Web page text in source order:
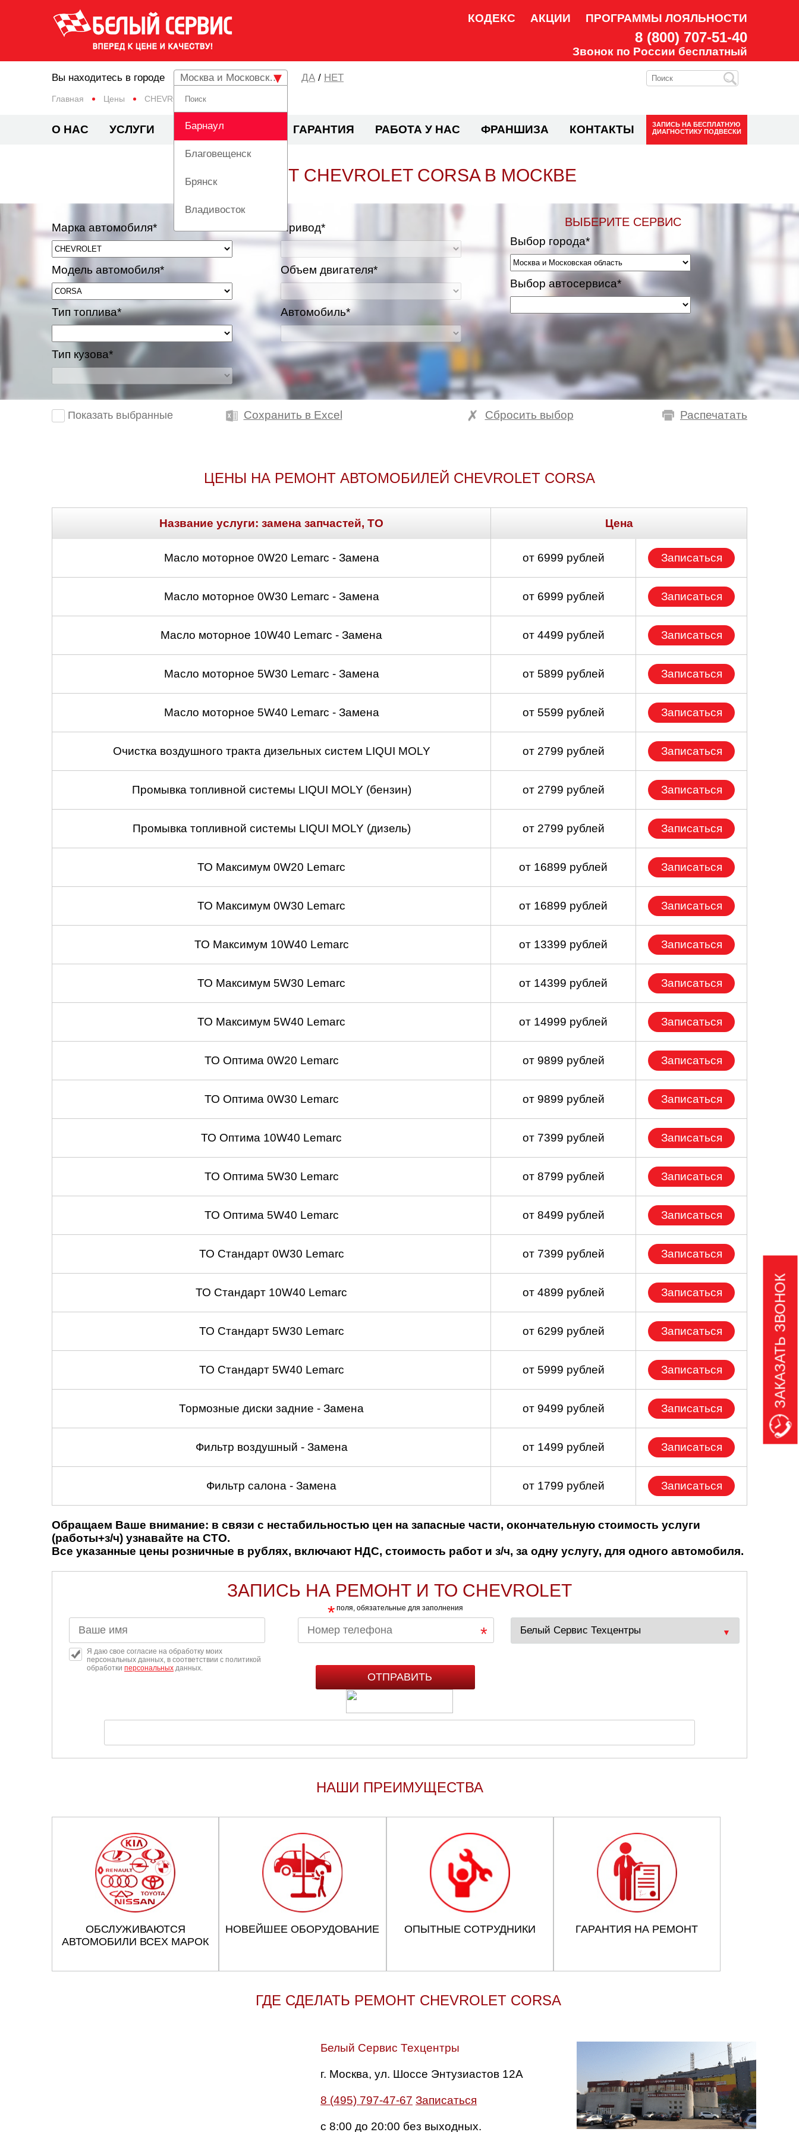
КОДЕКС АКЦИИ ПРОГРАММЫ ЛОЯЛЬНОСТИ
8 (800) 707-51-40
Звонок по России бесплатный
Главная Цены CHEVROLET
Вы находитесь в городе Москва и Московская область
Барнаул
Благовещенск
Брянск
Владивосток
Вологда
Красноярск
Мурманск
Одинцово
Оренбург
Петрозаводск
Самара
Санкт-Петербург
Саратов
Сургут
Тула
Ульяновск
Череповец
Ярославль
/ НЕТ
О НАС УСЛУГИ ЦЕНЫ ГАРАНТИЯ РАБОТА У НАС ФРАНШИЗА КОНТАКТЫ ЗАПИСЬ НА БЕСПЛАТНУЮ
ДИАГНОСТИКУ ПОДВЕСКИ
РЕМОНТ CHEVROLET CORSA В МОСКВЕ
Марка автомобиля*
Модель автомобиля*
Тип топлива*
Тип кузова*
Привод*
Объем двигателя*
Автомобиль*
ВЫБЕРИТЕ СЕРВИС
Выбор города*
Выбор автосервиса*
Показать выбранные Сохранить в Excel Распечатать
Сбросить выбор
ЦЕНЫ НА РЕМОНТ АВТОМОБИЛЕЙ CHEVROLET CORSA
Название услуги: замена запчастей, ТО Цена
Масло моторное 0W20 Lemarc - Замена от 6999 рублей Записаться
Масло моторное 0W30 Lemarc - Замена от 6999 рублей Записаться
Масло моторное 10W40 Lemarc - Замена от 4499 рублей Записаться
Масло моторное 5W30 Lemarc - Замена от 5899 рублей Записаться
Масло моторное 5W40 Lemarc - Замена от 5599 рублей Записаться
Очистка воздушного тракта дизельных систем LIQUI MOLY от 2799 рублей Записаться
Промывка топливной системы LIQUI MOLY (бензин) от 2799 рублей Записаться
Промывка топливной системы LIQUI MOLY (дизель) от 2799 рублей Записаться
ТО Максимум 0W20 Lemarc от 16899 рублей Записаться
ТО Максимум 0W30 Lemarc от 16899 рублей Записаться
ТО Максимум 10W40 Lemarc от 13399 рублей Записаться
ТО Максимум 5W30 Lemarc от 14399 рублей Записаться
ТО Максимум 5W40 Lemarc от 14999 рублей Записаться
ТО Оптима 0W20 Lemarc от 9899 рублей Записаться
ТО Оптима 0W30 Lemarc от 9899 рублей Записаться
ТО Оптима 10W40 Lemarc от 7399 рублей Записаться
ТО Оптима 5W30 Lemarc от 8799 рублей Записаться
ТО Оптима 5W40 Lemarc от 8499 рублей Записаться
ТО Стандарт 0W30 Lemarc от 7399 рублей Записаться
ТО Стандарт 10W40 Lemarc от 4899 рублей Записаться
ТО Стандарт 5W30 Lemarc от 6299 рублей Записаться
ТО Стандарт 5W40 Lemarc от 5999 рублей Записаться
Тормозные диски задние - Замена от 9499 рублей Записаться
Фильтр воздушный - Замена от 1499 рублей Записаться
Фильтр салона - Замена от 1799 рублей Записаться
Обращаем Ваше внимание: в связи с нестабильностью цен на запасные части, окончательную стоимость услуги
(работы+з/ч) узнавайте на СТО.
Все указанные цены розничные в рублях, включают НДС, стоимость работ и з/ч, за одну услугу, для одного автомобиля.
ЗАПИСЬ НА РЕМОНТ И ТО CHEVROLET
* поля, обязательные для заполнения
Я даю свое согласие на обработку моих
персональных данных, в соответствии с политикой
обработки персональных данных.
НАШИ ПРЕИМУЩЕСТВА
ОБСЛУЖИВАЮТСЯ
АВТОМОБИЛИ ВСЕХ МАРОК
НОВЕЙШЕЕ ОБОРУДОВАНИЕ ОПЫТНЫЕ СОТРУДНИКИ ГАРАНТИЯ НА РЕМОНТ
ГДЕ СДЕЛАТЬ РЕМОНТ CHEVROLET CORSA
Белый Сервис Техцентры
г. Москва, ул. Шоссе Энтузиастов 12А
8 (495) 797-47-67 Записаться
с 8:00 до 20:00 без выходных.
ЗАКАЗАТЬ ЗВОНОК